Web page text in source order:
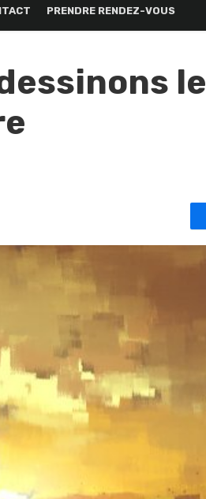
PRENDRE RENDEZ-VOUS
le